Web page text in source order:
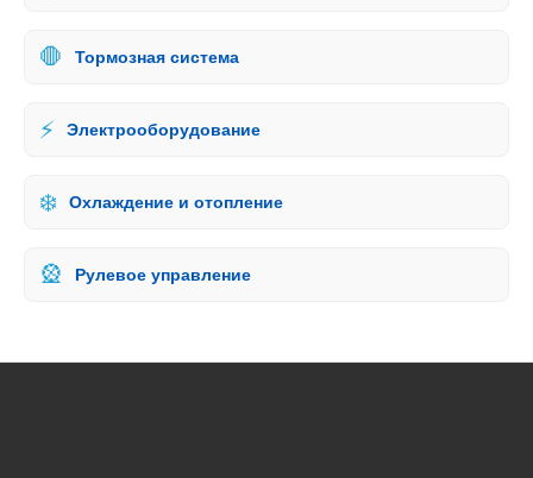
🛑 Тормозная система
⚡ Электрооборудование
❄️ Охлаждение и отопление
🎡 Рулевое управление